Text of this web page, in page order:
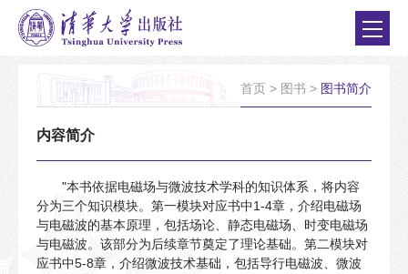
首页 > 图书 > 图书简介
内容简介
"本书依据电磁场与微波技术学科的知识体系，将内容
分为三个知识模块。第一模块对应书中1-4章，介绍电磁场
与电磁波的基本原理，包括场论、静态电磁场、时变电磁场
与电磁波。该部分为后续章节奠定了理论基础。第二模块对
应书中5-8章，介绍微波技术基础，包括导行电磁波、微波